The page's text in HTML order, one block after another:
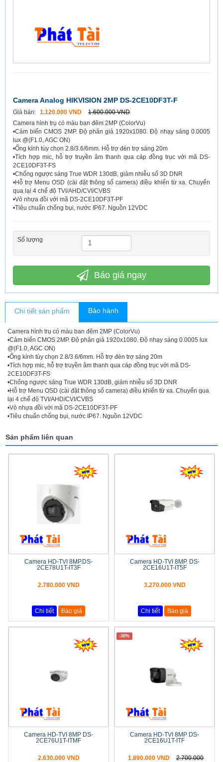
Camera Analog HIKVISION 2MP DS-2CE10DF3T-F
Giá bán: 1.120.000 VND
1.600.000 VND
Camera hình trụ có màu ban đêm 2MP (ColorVu)
•Cảm biến CMOS 2MP. Độ phân giả 1920x1080. Độ nhạy sáng 0.0005
lux @(F1.0, AGC ON)
•Ống kính tùy chọn 2.8/3.6/6mm. Hỗ trợ đèn trợ sáng 20m
•Tích hợp mic, hỗ trợ truyền âm thanh qua cáp đồng trục với mã DS-
2CE10DF3T-FS
•Chống ngược sáng True WDR 130dB, giảm nhiễu số 3D DNR
•Hỗ trợ Menu OSD (cài đặt thông số camera) điều khiển từ xa. Chuyển
qua lại 4 chế độ TVI/AHD/CVI/CVBS
•Vỏ nhựa đồi với mã DS-2CE10DF3T-PF
•Tiêu chuẩn chống bụi, nước IP67. Nguồn 12VDC
Số lượng
Báo giá ngay
Chi tiết sản phẩm Bảo hành
Camera hình trụ có màu ban đêm 2MP (ColorVu)
•Cảm biến CMOS 2MP. Độ phân giả 1920x1080. Độ nhạy sáng 0.0005 lux
@(F1.0, AGC ON)
•Ống kính tùy chọn 2.8/3.6/6mm. Hỗ trợ đèn trợ sáng 20m
•Tích hợp mic, hỗ trợ truyền âm thanh qua cáp đồng trục với mã DS-
2CE10DF3T-FS
•Chống ngược sáng True WDR 130dB, giảm nhiễu số 3D DNR
•Hỗ trợ Menu OSD (cài đặt thông số camera) điều khiển từ xa. Chuyển qua
lại 4 chế độ TVI/AHD/CVI/CVBS
•Vỏ nhựa đồi với mã DS-2CE10DF3T-PF
•Tiêu chuẩn chống bụi, nước IP67. Nguồn 12VDC
Sản phẩm liên quan
Camera HD-TVI 8MP.DS-
2CE78U1T-IT3F
2.780.000 VND
Chi tiết Báo giá
Camera HD-TVI 8MP. DS-
2CE16U1T-IT5F
3.270.000 VND
Chi tiết Báo giá
Camera HD-TVI 8MP DS-
2CE76U1T-ITMF
2.630.000 VND
-30%
Camera HD-TVI 8MP DS-
2CE16U1T-ITF
1.890.000 VND
2.700.000